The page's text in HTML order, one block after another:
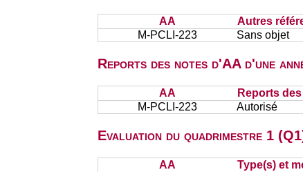
AA
Autres
M-PCLI-223
Sans objet
Reports des notes d'AA d'une
AA
Reports
M-PCLI-223
Autorisé
Evaluation du quadrimestre 1
AA
Type(s) et